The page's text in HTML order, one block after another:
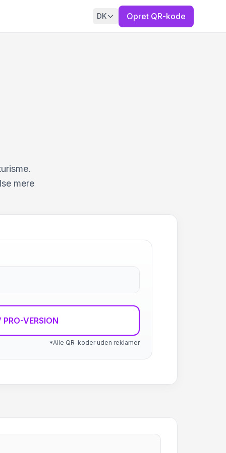
DK Opret QR-kode
mere
PRO-VERSION
*Alle QR-koder uden reklamer